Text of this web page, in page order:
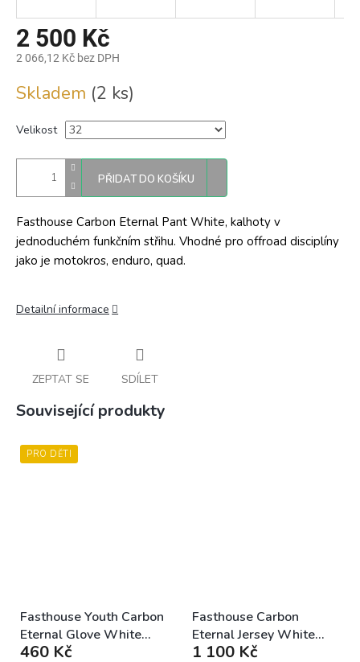
2 500 Kč
2 066,12 Kč bez DPH
cena:
Skladem (2 ks)
Velikost
PŘIDAT DO KOŠÍKU
Fasthouse Carbon Eternal Pant White, kalhoty v
jednoduchém funkčním střihu. Vhodné pro offroad disciplíny
jako je motokros, enduro, quad.
Detailní informace
ZEPTAT SE SDÍLET
Související produkty
PRO DĚTI
Fasthouse Youth Carbon
Eternal Glove White
dětské MX rukavice
460 Kč
Fasthouse Carbon
Eternal Jersey White
Black MX dres
1 100 Kč